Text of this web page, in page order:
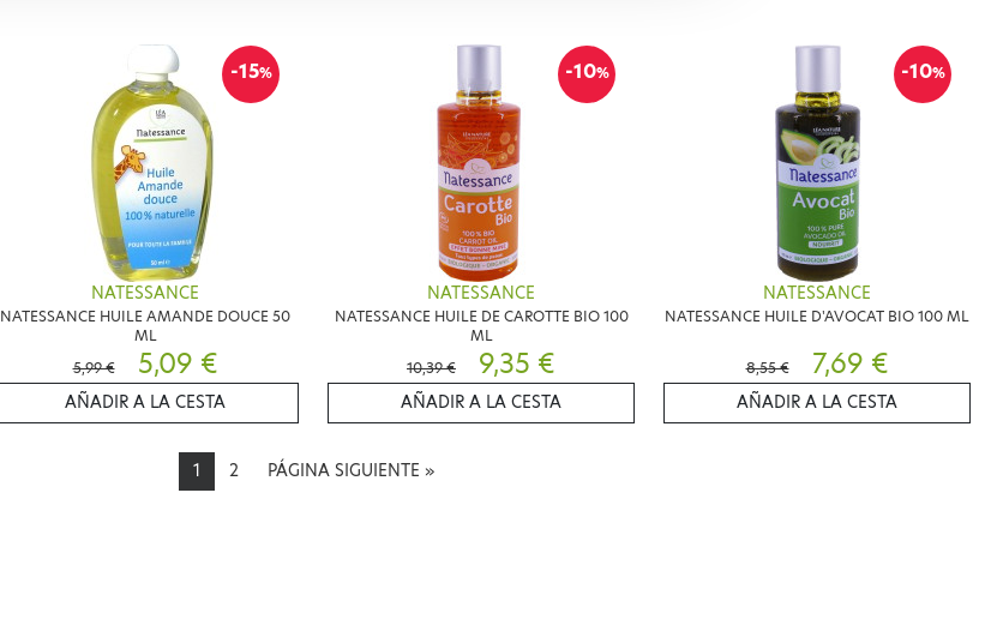
-15%
NATESSANCE
NATESSANCE HUILE AMANDE DOUCE 50
ML
5,99 €
5,09 €
AÑADIR A LA CESTA
-10%
NATESSANCE
NATESSANCE HUILE DE CAROTTE BIO 100
ML
10,39 €
9,35 €
AÑADIR A LA CESTA
-10%
NATESSANCE
NATESSANCE HUILE D'AVOCAT BIO 100 ML
8,55 € 7,69 €
AÑADIR A LA CESTA
1 2 PÁGINA SIGUIENTE »